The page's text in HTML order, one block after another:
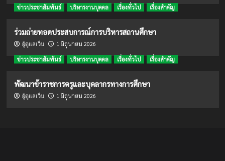
ข่าวประชาสัมพันธ์ บริหารงานบุคคล เรื่องทั่วไป เรื่องสำคัญ
ร่วมถ่ายทอดประสบการณ์การบริหารสถานศึกษา
ผู้ดูแลเว็บ 1 มิถุนายน 2026
ข่าวประชาสัมพันธ์ บริหารงานบุคคล เรื่องทั่วไป เรื่องสำคัญ
พัฒนาข้าราชการครูและบุคลากรทางการศึกษา
ผู้ดูแลเว็บ 1 มิถุนายน 2026